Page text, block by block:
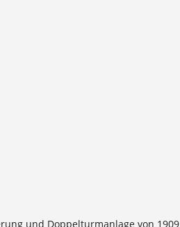
und Doppelturmanlage von 1909